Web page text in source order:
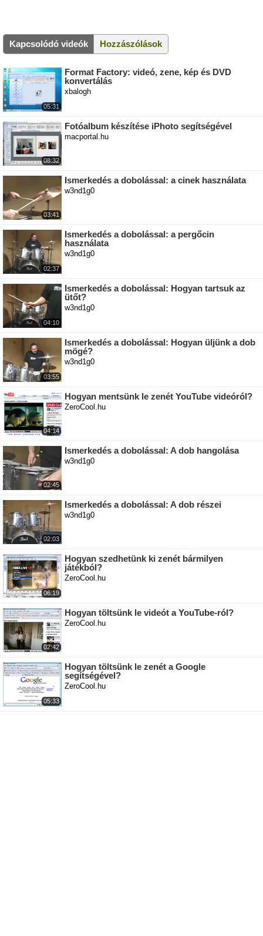
Kapcsolódó videók Hozzászólások
05:31
Format Factory: videó, zene, kép és DVD
konvertálás
xbalogh
08:32
Fotóalbum készítése iPhoto segítségével
macportal.hu
03:41
Ismerkedés a dobolással: a cinek használata
w3nd1g0
02:37
Ismerkedés a dobolással: a pergőcin
használata
w3nd1g0
04:10
Ismerkedés a dobolással: Hogyan tartsuk az
ütőt?
w3nd1g0
03:55
Ismerkedés a dobolással: Hogyan üljünk a dob
mögé?
w3nd1g0
04:14
Hogyan mentsünk le zenét YouTube videóról?
ZeroCool.hu
02:45
Ismerkedés a dobolással: A dob hangolása
w3nd1g0
02:03
Ismerkedés a dobolással: A dob részei
w3nd1g0
06:19
Hogyan szedhetünk ki zenét bármilyen
játékból?
ZeroCool.hu
02:42
Hogyan töltsünk le videót a YouTube-ról?
ZeroCool.hu
05:33
Hogyan töltsünk le zenét a Google
segítségével?
ZeroCool.hu